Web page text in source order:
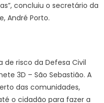
concluiu o secretário da
André Porto.
de risco da Defesa Civil
3D – São Sebastião. A
das comunidades,
o cidadão para fazer a